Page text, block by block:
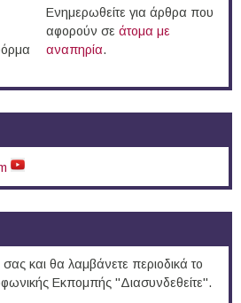
Ενημερωθείτε για άρθρα που
αφορούν σε άτομα με
αναπηρία.
και θα λαμβάνετε περιοδικά το
Εκπομπής "Διασυνδεθείτε".